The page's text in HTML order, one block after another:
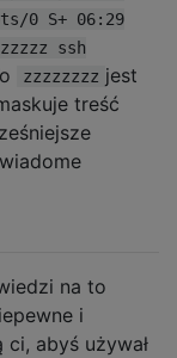
0 S+ 06:29
ssh
zzzzzzzz jest
treść
na to
i
abyś używał